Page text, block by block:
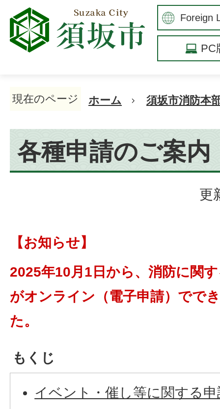
PC
現在のページ ホーム 須坂市消防本
各種申請のご案内
更
【お知らせ】
2025年10月1日から、消防に関
がオンライン（電子申請）でで
た。
もくじ
イベント・催し等に関する申